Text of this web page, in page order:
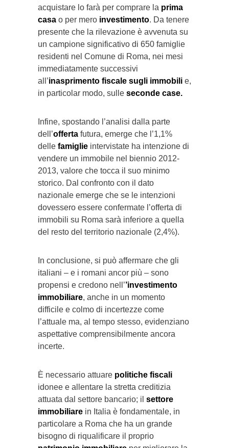
acquistare lo farà per comprare la prima
casa o per mero investimento. Da tenere
presente che la rilevazione è avvenuta su
un campione significativo di 650 famiglie
residenti nel Comune di Roma, nei mesi
immediatamente successivi
all’inasprimento fiscale sugli immobili e,
in particolar modo, sulle seconde case.
Infine, spostando l’analisi dalla parte
dell’offerta futura, emerge che l’1,1%
delle famiglie intervistate ha intenzione di
vendere un immobile nel biennio 2012-
2013, valore che tocca il suo minimo
storico. Dal confronto con il dato
nazionale emerge che se le intenzioni
dovessero essere confermate l’offerta di
immobili su Roma sarà inferiore a quella
del resto del territorio nazionale (2,4%).
In conclusione, si può affermare che gli
italiani – e i romani ancor più – sono
propensi e credono nell’’investimento
immobiliare, anche in un momento
difficile e colmo di incertezze come
l’attuale ma, al tempo stesso, evidenziano
aspettative comprensibilmente ancora
incerte.
È necessario attuare politiche fiscali
idonee e allentare la stretta creditizia
attuata dal settore bancario; il settore
immobiliare in Italia è fondamentale, in
particolare a Roma che ha un grande
bisogno di riqualificare il proprio